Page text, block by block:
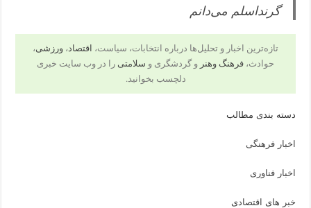
گرنداسلم می‌دانم
تازه‌ترین اخبار و تحلیل‌ها درباره انتخابات، سیاست،اقتصاد،ورزشی،
حوادث،فرهنگ وهنرو گردشگری وسلامتیرا در وب سایت خبری
دلچسب بخوانید.
دسته بندی مطالب
اخبار فرهنگی
اخبار فناوری
خبر های اقتصادی